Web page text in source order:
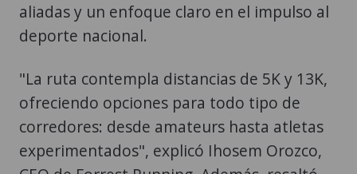
aliadas y un enfoque claro en el impulso al
deporte nacional.
"La ruta contempla distancias de 5K y 13K,
ofreciendo opciones para todo tipo de
corredores: desde amateurs hasta atletas
experimentados", explicó Ihosem Orozco,